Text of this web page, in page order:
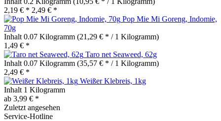
2,19 € * 2,49 € *
Pop Mie Mi Goreng, Indomie,
70g
Inhalt 0.07 Kilogramm (21,29 € * / 1 Kilogramm)
1,49 € *
Taro net Seaweed, 62g
Inhalt 0.07 Kilogramm (35,57 € * / 1 Kilogramm)
2,49 € *
Weißer Klebreis, 1kg
Inhalt 1 Kilogramm
ab 3,99 € *
Zuletzt angesehen
Service-Hotline